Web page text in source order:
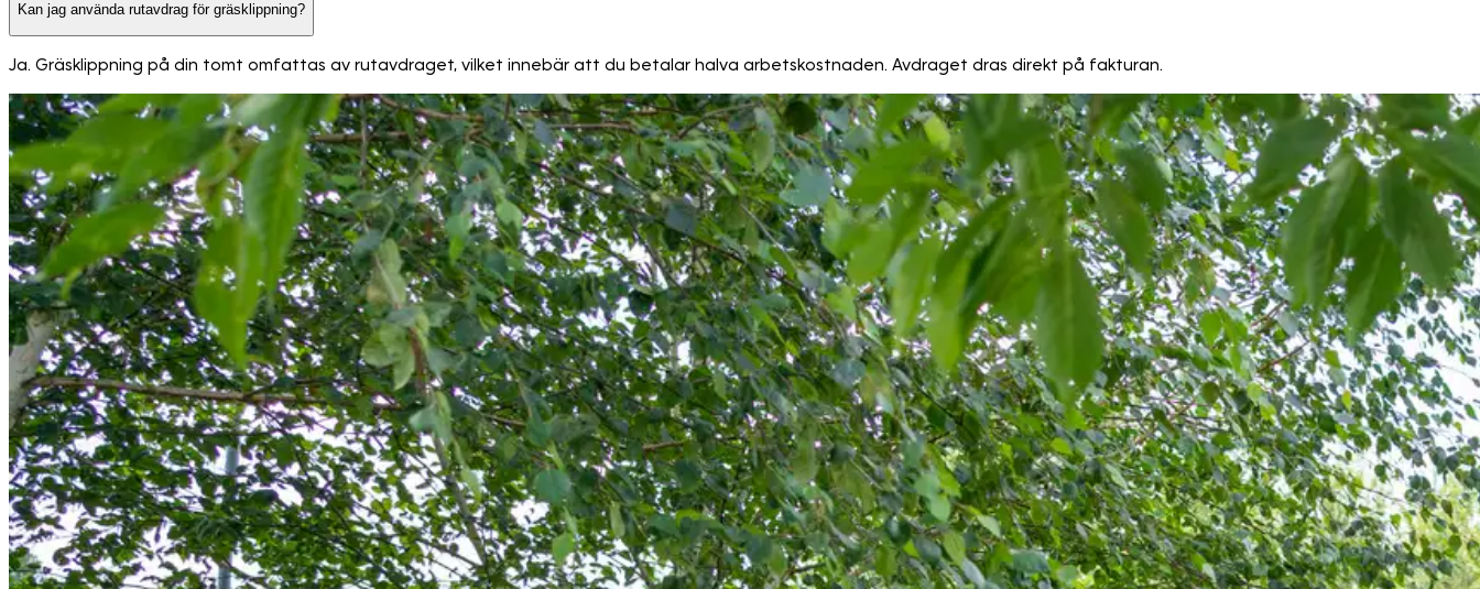
Kan jag använda rutavdrag för gräsklippning?
Ja. Gräsklippning på din tomt omfattas av rutavdraget, vilket innebär att du betalar halva arbetskostnaden. Avdraget dras direkt på fakturan.